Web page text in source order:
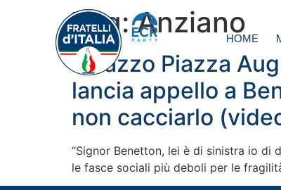
HOME
Tag:Anziano
Palazzo Piazza
lancia appello a
non cacciarlo
“Signor Benetton, lei è di sinistra io di
le fasce sociali più deboli per le